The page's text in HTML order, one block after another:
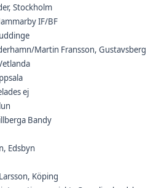
Stockholm
IF/BF
Martin Fransson, Gustavsberg
ej
Bandy
Edsbyn
Köping